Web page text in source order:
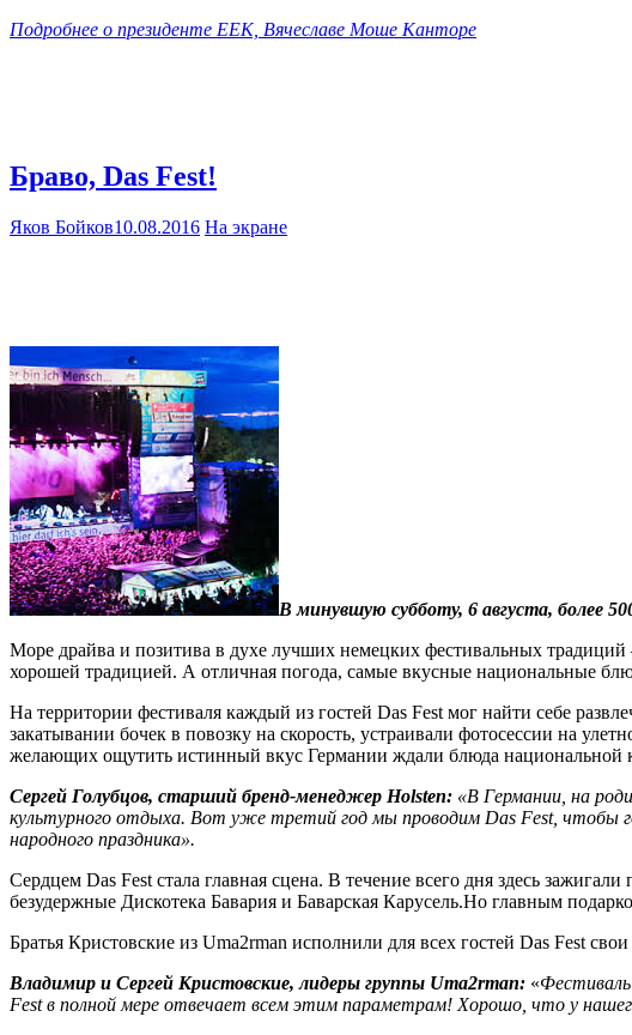
Подробнее о президенте ЕЕК, Вячеславе Моше Канторе
Браво, Das Fest!
Яков Бойков10.08.2016 На экране
В минувшую субботу, 6 августа, более
Море драйва и позитива в духе лучших немецких фестивальных
хорошей традицией. А отличная погода, самые вкусные национальные
На территории фестиваля каждый из гостей Das Fest мог найти себе
закатывании бочек в повозку на скорость, устраивали фотосессии на
желающих ощутить истинный вкус Германии ждали блюда национальной
Сергей Голубцов, старший бренд-менеджер Holsten: «В Германии, на
культурного отдыха. Вот уже третий год мы проводим Das Fest, чтобы
народного праздника».
Сердцем Das Fest стала главная сцена. В течение всего дня здесь
безудержные Дискотека Бавария и Баварская Карусель.Но главным
Братья Кристовские из Uma2rman исполнили для всех гостей Das Fest
Владимир и Сергей Кристовские, лидеры группы Uma2rman: «
Fest в полной мере отвечает всем этим параметрам! Хорошо, что у